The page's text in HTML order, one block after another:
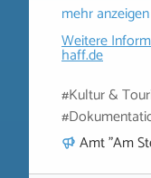
mehr anzeigen
Weitere
haff.de
#Kultur &
Amt "Am